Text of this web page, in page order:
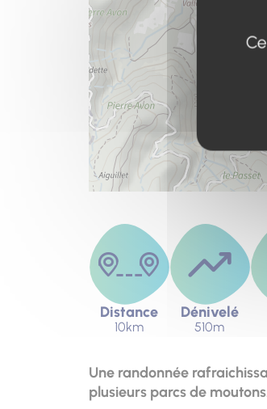
Distance
10km
Dénivelé
510m
Une randonnée
plusieurs parcs de